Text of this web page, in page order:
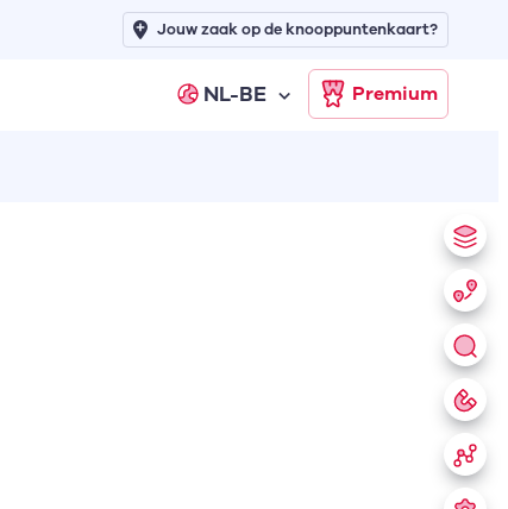
NL-BE Premium
Jouw zaak op de knooppuntenkaart?